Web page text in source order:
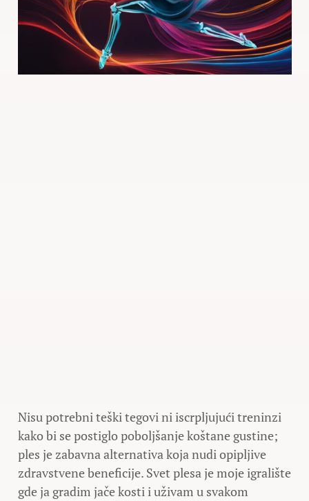
Nisu potrebni teški tegovi ni iscrpljujući treninzi
kako bi se postiglo poboljšanje koštane gustine;
ples je zabavna alternativa koja nudi opipljive
zdravstvene beneficije. Svet plesa je moje igralište
gde ja gradim jače kosti i uživam u svakom